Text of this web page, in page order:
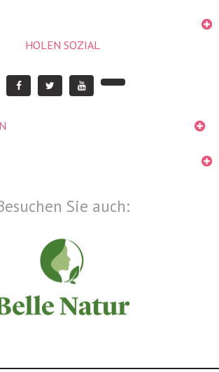
HOLEN SOZIAL
Sie auch: